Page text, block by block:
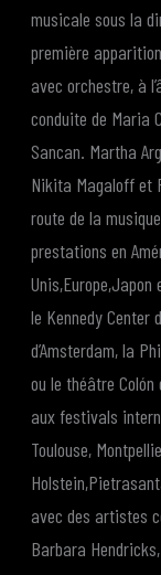
musicale sous la
première
avec orchestre, à
conduite de Maria
Sancan. Martha
Nikita Magaloff et
route de la
prestations en
le Kennedy Center
d’Amsterdam, la
ou le théâtre
aux festivals
Toulouse,
avec des artistes
Barbara